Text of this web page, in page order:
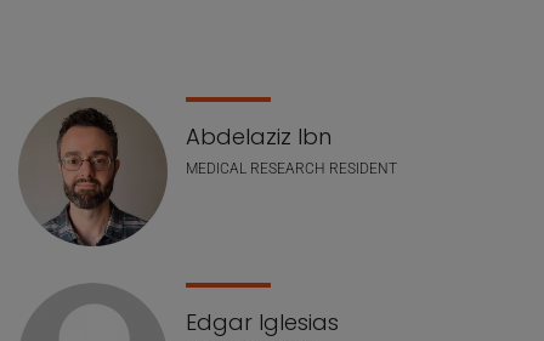
Lista de personal
Abdelaziz Ibn
MEDICAL RESEARCH RESIDENT
Edgar Iglesias